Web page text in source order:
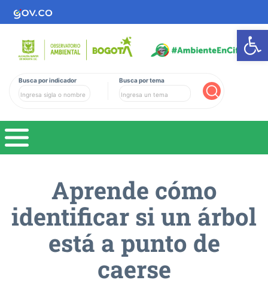
Busca por indicador Busca por tema
Aprende cómo
identificar si un árbol
está a punto de
caerse